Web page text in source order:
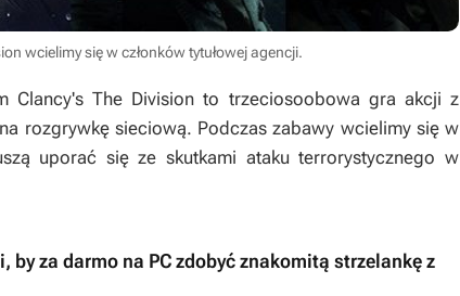
wcielimy się w członków tytułowej agencji.
Clancy's The Division to trzeciosoobowa gra akcji z
rozgrywkę sieciową. Podczas zabawy wcielimy się w
uporać się ze skutkami ataku terrorystycznego w
by za darmo na PC zdobyć znakomitą strzelankę z